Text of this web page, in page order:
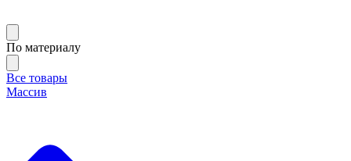
По материалу
Все товары
Массив